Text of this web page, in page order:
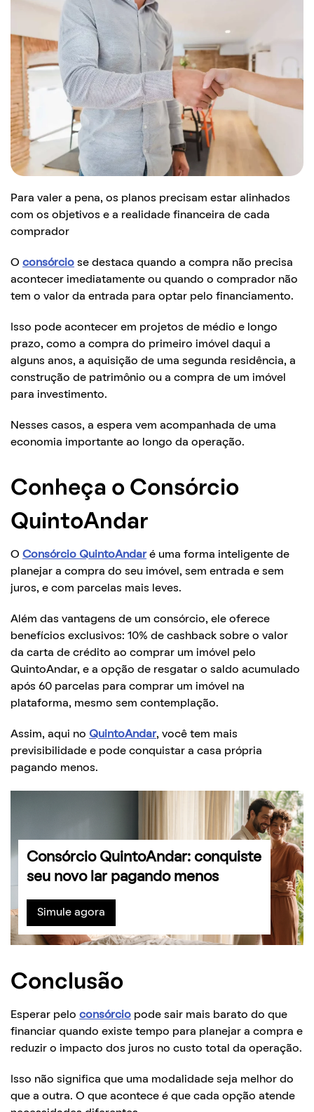
Para valer a pena, os planos precisam estar alinhados
com os objetivos e a realidade financeira de cada
comprador
O consórcio se destaca quando a compra não precisa
acontecer imediatamente ou quando o comprador não
tem o valor da entrada para optar pelo financiamento.
Isso pode acontecer em projetos de médio e longo
prazo, como a compra do primeiro imóvel daqui a
alguns anos, a aquisição de uma segunda residência, a
construção de patrimônio ou a compra de um imóvel
para investimento.
Nesses casos, a espera vem acompanhada de uma
economia importante ao longo da operação.
Conheça o Consórcio
QuintoAndar
O Consórcio QuintoAndaré uma forma inteligente de
planejar a compra do seu imóvel, sem entrada e sem
juros, e com parcelas mais leves.
Além das vantagens de um consórcio, ele oferece
benefícios exclusivos: 10% de cashback sobre o valor
da carta de crédito ao comprar um imóvel pelo
QuintoAndar, e a opção de resgatar o saldo acumulado
após 60 parcelas para comprar um imóvel na
plataforma, mesmo sem contemplação.
Assim, aqui no QuintoAndar, você tem mais
previsibilidade e pode conquistar a casa própria
pagando menos.
Consórcio QuintoAndar: conquiste
seu novo lar pagando menos
Simule agora
Conclusão
Esperar pelo consórcio pode sair mais barato do que
financiar quando existe tempo para planejar a compra e
reduzir o impacto dos juros no custo total da operação.
Isso não significa que uma modalidade seja melhor do
que a outra. O que acontece é que cada opção atende